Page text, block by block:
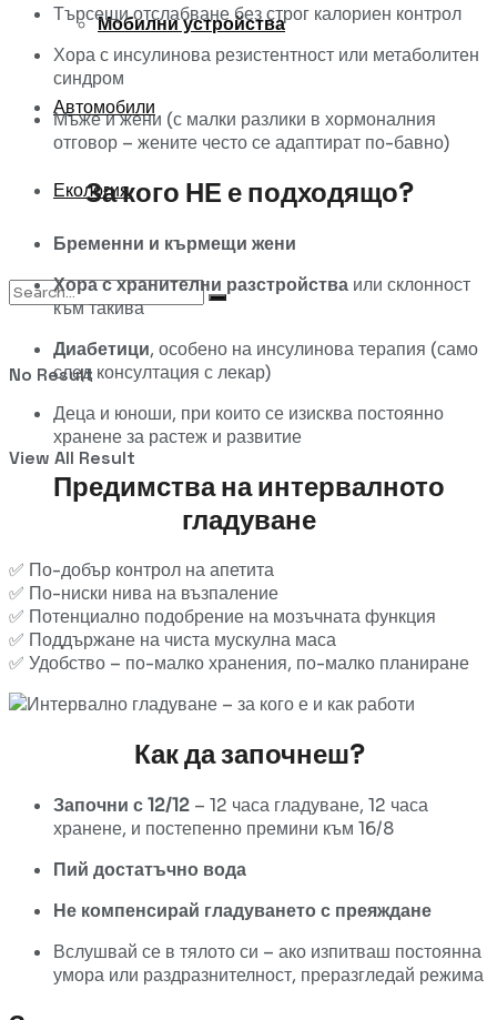
Мобилни устройства
Автомобили
Екология
No Result
View All Result
Търсещи отслабване без строг калориен контрол
Хора с инсулинова резистентност или метаболитен
синдром
Мъже и жени (с малки разлики в хормоналния
отговор – жените често се адаптират по-бавно)
За кого НЕ е подходящо?
Бременни и кърмещи жени
Хора с хранителни разстройства или склонност
към такива
Диабетици, особено на инсулинова терапия (само
след консултация с лекар)
Деца и юноши, при които се изисква постоянно
хранене за растеж и развитие
Предимства на интервалното
гладуване
✅ По-добър контрол на апетита
✅ По-ниски нива на възпаление
✅ Потенциално подобрение на мозъчната функция
✅ Поддържане на чиста мускулна маса
✅ Удобство – по-малко хранения, по-малко планиране
Как да започнеш?
Започни с 12/12 – 12 часа гладуване, 12 часа
хранене, и постепенно премини към 16/8
Пий достатъчно вода
Не компенсирай гладуването с преяждане
Вслушвай се в тялото си – ако изпитваш постоянна
умора или раздразнителност, преразгледай режима